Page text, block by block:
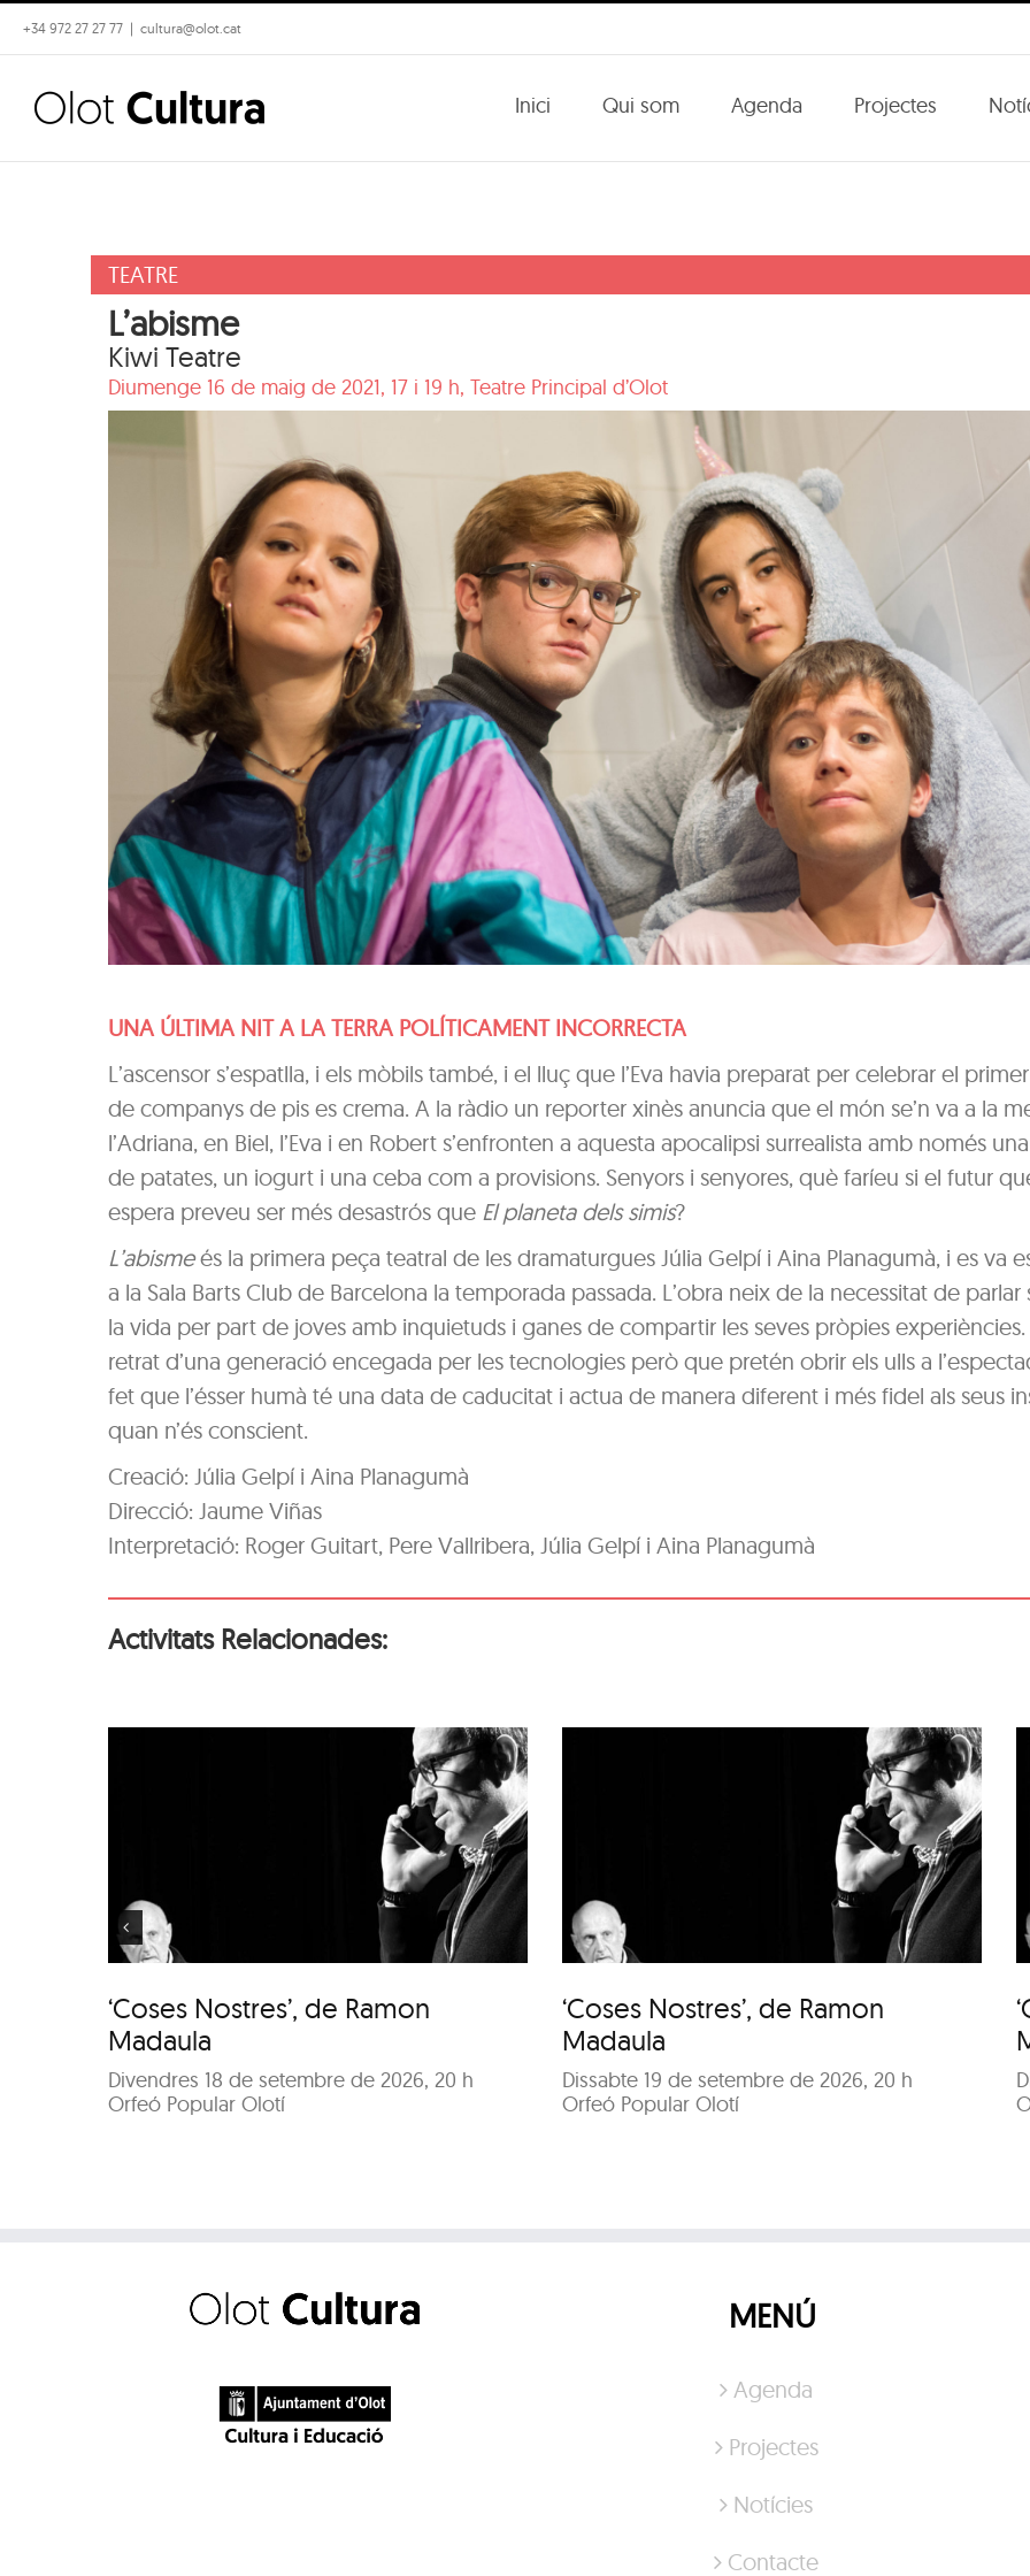
Skip
to
content
+34 972 27 27 77 | cultura@olot.cat
Inici Qui som Agenda Projectes
TEATRE
L’abisme
Kiwi Teatre
Diumenge 16 de maig de 2021, 17 i 19 h,Teatre Principal d’Olot
UNA ÚLTIMA NIT A LA TERRA POLÍTICAMENT INCORRECTA
L’ascensor s’espatlla, i els mòbils també, i el lluç que l’Eva havia preparat per celebrar el
de companys de pis es crema. A la ràdio un reporter xinès anuncia que el món se’n va a la
l’Adriana, en Biel, l’Eva i en Robert s’enfronten a aquesta apocalipsi surrealista amb només
de patates, un iogurt i una ceba com a provisions. Senyors i senyores, què faríeu si el futur
espera preveu ser més desastrós que El planeta dels simis?
L’abismeés la primera peça teatral de les dramaturgues Júlia Gelpí i Aina Planagumà, i es va
a la Sala Barts Club de Barcelona la temporada passada. L’obra neix de la necessitat de parlar
la vida per part de joves amb inquietuds i ganes de compartir les seves pròpies experiències.
retrat d’una generació encegada per les tecnologies però que pretén obrir els ulls a
fet que l’ésser humà té una data de caducitat i actua de manera diferent i més fidel als seus
quan n’és conscient.
Creació: Júlia Gelpí i Aina Planagumà
Direcció: Jaume Viñas
Interpretació: Roger Guitart, Pere Vallribera, Júlia Gelpí i Aina Planagumà
Activitats Relacionades:
‘Coses Nostres’, de Ramon
Madaula
Divendres 18 de setembre de 2026, 20 h
Orfeó Popular Olotí
‘Coses Nostres’, de
Ramon Madaula
‘Coses Nostres’, de Ramon
Madaula
Dissabte 19 de setembre de 2026, 20 h
Orfeó Popular Olotí
‘Coses Nostres’, de
Ramon Madaula
MENÚ
Agenda
Projectes
Notícies
Contacte